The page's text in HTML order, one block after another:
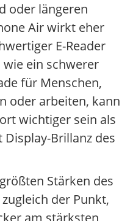
oder längeren
Air wirkt eher
E-Reader
ein schwerer
für Menschen,
oder arbeiten, kann
wichtiger sein als
Brillanz des
Stärken des
der Punkt,